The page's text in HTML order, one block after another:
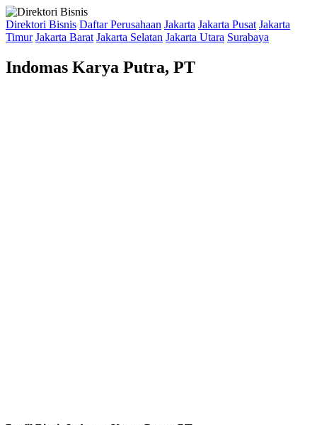
Direktori Bisnis Daftar Perusahaan Jakarta Jakarta Pusat Jakarta
Timur Jakarta Barat Jakarta Selatan Jakarta Utara Surabaya
Indomas Karya Putra, PT